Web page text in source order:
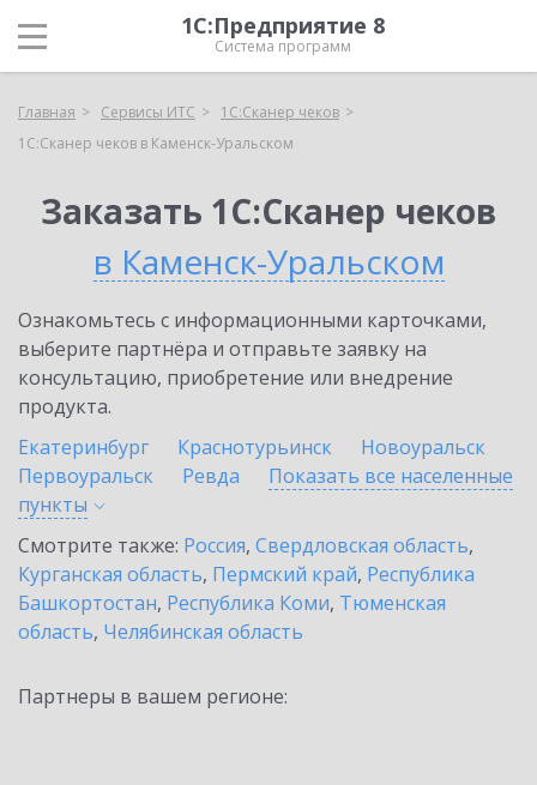
1С:Предприятие 8
Система программ
Главная Сервисы ИТС
1С:Сканер чеков
1С:Сканер чеков в Каменск-Уральском
Заказать 1С:Сканер чеков
в Каменск-Уральском
Ознакомьтесь с информационными карточками,
выберите партнёра и отправьте заявку на
консультацию, приобретение или внедрение
продукта.
Екатеринбург
Краснотурьинск
Новоуральск
Первоуральск
Ревда
Показать все населенные
пункты
Смотрите также: Россия, Свердловская область,
Курганская область, Пермский край, Республика
Башкортостан, Республика Коми, Тюменская
область, Челябинская область
Партнеры в вашем регионе: